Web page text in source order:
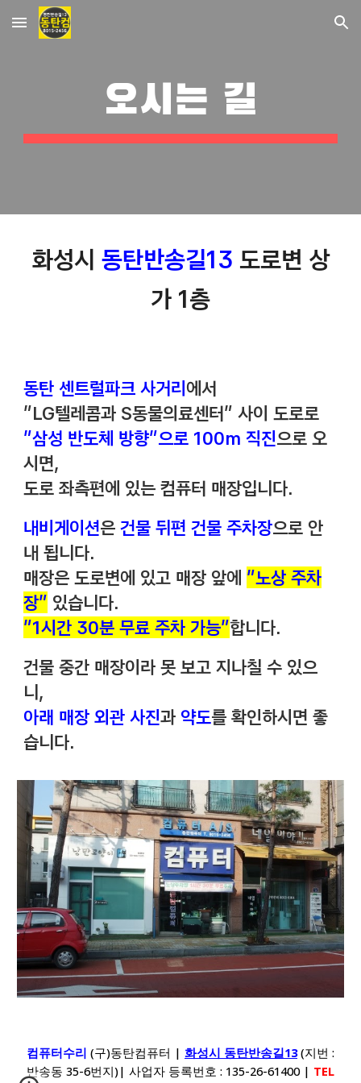
Skip to main content Skip to navigation
오시는 길
화성시 동탄반송길13 도로변 상
가 1층
동탄 센트럴파크 사거리 에서
"LG텔레콤과 S동물의료센터" 사이 도로로
"삼성 반도체 방향"으로 100m 직진으로 오
시면,
도로 좌측편에 있는 컴퓨터 매장입니다.
내비게이션은건물 뒤편 건물 주차장으로 안
내 됩니다.
매장은 도로변에 있고 매장 앞에 "노상 주차
장" 있습니다.
"1시간 30분 무료 주차 가능"합니다.
건물 중간 매장이라 못 보고 지나칠 수 있으
니,
아래 매장 외관 사진과 약도를 확인하시면 좋
습니다.
컴퓨터수리 (구)동탄컴퓨터 | 화성시 동탄반송길13(지번 :
반송동 35-6번지)| 사업자 등록번호 : 135-26-61400 | TEL